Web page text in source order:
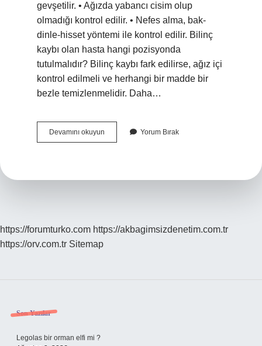
gevşetilir. • Ağızda yabancı cisim olup
olmadığı kontrol edilir. • Nefes alma, bak-
dinle-hisset yöntemi ile kontrol edilir. Bilinç
kaybı olan hasta hangi pozisyonda
tutulmalıdır? Bilinç kaybı fark edilirse, ağız içi
kontrol edilmeli ve herhangi bir madde bir
bezle temizlenmelidir. Daha…
Devamını okuyun
Kaybı
Yorum Bırak
https://forumturko.com https://akbagimsizdenetim.com.tr
https://orv.com.tr Sitemap
Sidebar
Son Yazılar
Legolas bir orman elfi mi ?